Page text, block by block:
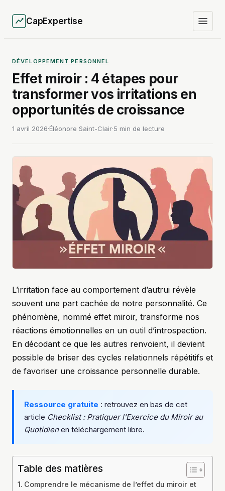
CapExpertise
DÉVELOPPEMENT PERSONNEL
Effet miroir : 4 étapes pour
transformer vos irritations en
opportunités de croissance
1 avril 2026·Éléonore Saint-Clair·5 min de lecture
L’irritation face au comportement d’autrui révèle
souvent une part cachée de notre personnalité. Ce
phénomène, nommé effet miroir, transforme nos
réactions émotionnelles en un outil d’introspection.
En décodant ce que les autres renvoient, il devient
possible de briser des cycles relationnels répétitifs et
de favoriser une croissance personnelle durable.
Ressource gratuite : retrouvez en bas de cet
article Checklist : Pratiquer l’Exercice du Miroir au
Quotidienen téléchargement libre.
Table des matières
Comprendre le mécanisme de l’effet du miroir et